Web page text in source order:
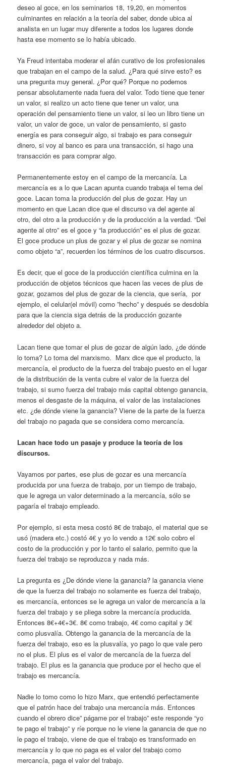
deseo al goce, en los seminarios 18, 19,20, en momentos
culminantes en relación a la teoría del saber, donde ubica al
analista en un lugar muy diferente a todos los lugares donde
hasta ese momento se lo había ubicado.
Ya Freud intentaba moderar el afán curativo de los profesionales
que trabajan en el campo de la salud. ¿Para qué sirve esto? es
una pregunta muy general. ¿Por qué? Porque no podemos
pensar absolutamente nada fuera del valor. Todo tiene que tener
un valor, si realizo un acto tiene que tener un valor, una
operación del pensamiento tiene un valor, si leo un libro tiene un
valor, un valor de goce, un valor de pensamiento, si gasto
energía es para conseguir algo, si trabajo es para conseguir
dinero, si voy al banco es para una transacción, si hago una
transacción es para comprar algo.
Permanentemente estoy en el campo de la mercancía. La
mercancía es a lo que Lacan apunta cuando trabaja el tema del
goce. Lacan toma la producción del plus de gozar. Hay un
momento en que Lacan dice que el discurso va del agente al
otro, del otro a la producción y de la producción a la verdad. “Del
agente al otro” es el goce y “la producción” es el plus de gozar.
El goce produce un plus de gozar y el plus de gozar se nomina
como objeto “a”, recuerden los términos de los cuatro discursos.
Es decir, que el goce de la producción científica culmina en la
producción de objetos técnicos que hacen las veces de plus de
gozar, gozamos del plus de gozar de la ciencia, que sería, por
ejemplo, el celular(el móvil) como ”hecho” y después se desdobla
para que la ciencia siga detrás de la producción gozante
alrededor del objeto a.
Lacan tiene que tomar el plus de gozar de algún lado, ¿de dónde
lo toma? Lo toma del marxismo. Marx dice que el producto, la
mercancía, el producto de la fuerza del trabajo puesto en el lugar
de la distribución de la venta cubre el valor de la fuerza del
trabajo, si sumo fuerza del trabajo más capital obtengo ganancia,
menos el desgaste de la máquina, el valor de las instalaciones
etc. ¿de dónde viene la ganancia? Viene de la parte de la fuerza
del trabajo no pagada que se considera como mercancía.
Lacan hace todo un pasaje y produce la teoría de los
discursos.
Vayamos por partes, ese plus de gozar es una mercancía
producida por una fuerza de trabajo, por un tiempo de trabajo,
que le agrega un valor determinado a la mercancía, sólo se
pagaría el trabajo empleado.
Por ejemplo, si esta mesa costó 8€ de trabajo, el material que se
usó (madera etc.) costó 4€ y yo lo vendo a 12€ solo cobro el
costo de la producción y por lo tanto el salario, permito que la
fuerza del trabajo se reproduzca y nada más.
La pregunta es ¿De dónde viene la ganancia? la ganancia viene
de que la fuerza del trabajo no solamente es fuerza del trabajo,
es mercancía, entonces se le agrega un valor de mercancía a la
fuerza del trabajo y se pliega sobre la mercancía producida.
Entonces 8€+4€+3€. 8€ como trabajo, 4€ como capital y 3€
como plusvalía. Obtengo la ganancia de la mercancía de la
fuerza del trabajo, eso es la plusvalía, yo pago lo que vale pero
no el plus. El plus es el valor de mercancía de la fuerza del
trabajo. El plus es la ganancia que produce por el hecho que el
trabajo es mercancía.
Nadie lo tomo como lo hizo Marx, que entendió perfectamente
que el patrón hace del trabajo una mercancía más. Entonces
cuando el obrero dice” págame por el trabajo” este responde “yo
te pago el trabajo” y ríe porque no le viene la ganancia de que no
le pago el trabajo, viene de que el trabajo es transformado en
mercancía y lo que no paga es el valor del trabajo como
mercancía, paga el valor del trabajo.